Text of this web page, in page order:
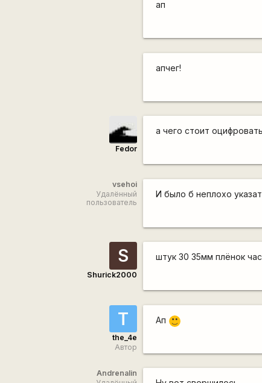
ап
апчег!
Fedor
а чего стоит
vsehoi
Удалённый
пользователь
И было б неплохо
S
Shurick2000
штук 30 35мм плёнок
T
the_4e
Автор
Ап :)
Andrenalin